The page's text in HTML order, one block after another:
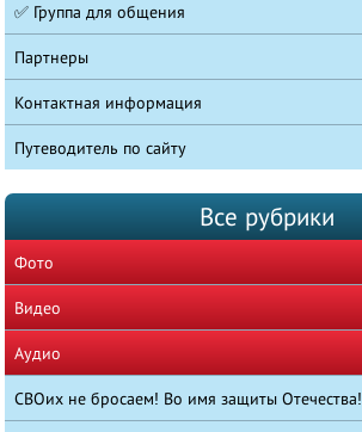
✅ Группа для общения
Партнеры
Контактная информация
Путеводитель по сайту
Все рубрики
Фото
Видео
Аудио
СВОих не бросаем! Во имя защиты Отечества!